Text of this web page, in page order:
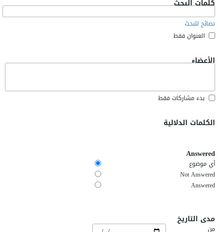
كلمات البحث
نصائح للبحث
العنوان فقط
الأعضاء
بدء مشاركات فقط
الكلمات الدلالية
Answered
أي موضوع
Not Answered
Answered
مدى التاريخ
من